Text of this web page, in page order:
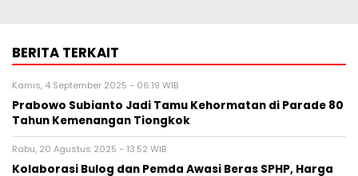
BERITA TERKAIT
Kamis, 4 September 2025 - 06:19 WIB
Prabowo Subianto Jadi Tamu Kehormatan di Parade 80
Tahun Kemenangan Tiongkok
Rabu, 20 Agustus 2025 - 13:52 WIB
Kolaborasi Bulog dan Pemda Awasi Beras SPHP, Harga